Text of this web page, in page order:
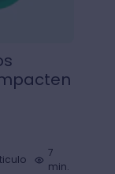
7
min.